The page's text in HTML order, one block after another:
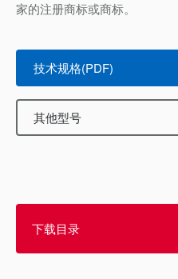
家的注册商标或商标。
技术规格(PDF)
其他型号
下载目录